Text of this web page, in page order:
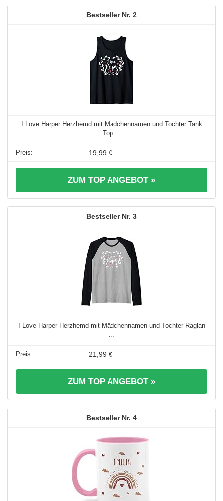
2
I Love Harper Herzhemd mit Mädchennamen und Tochter Tank
Top ...
19,99 €
ZUM TOP ANGEBOT »
3
I Love Harper Herzhemd mit Mädchennamen und Tochter Raglan
...
21,99 €
ZUM TOP ANGEBOT »
4